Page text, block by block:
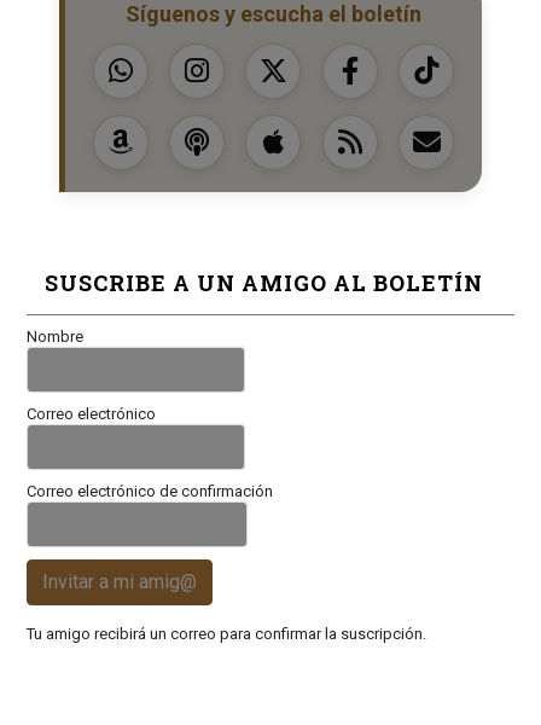
Síguenos y escucha el boletín
SUSCRIBE A UN AMIGO AL BOLETÍN
Nombre
Correo electrónico
Correo electrónico de confirmación
Invitar a mi amig@
Tu amigo recibirá un correo para confirmar la suscripción.